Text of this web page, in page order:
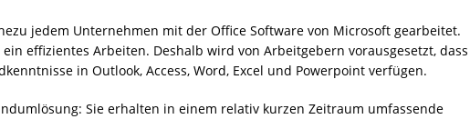
jedem Unternehmen mit der Office Software von Microsoft gearbeitet.
effizientes Arbeiten. Deshalb wird von Arbeitgebern vorausgesetzt, dass
in Outlook, Access, Word, Excel und Powerpoint verfügen.
Sie erhalten in einem relativ kurzen Zeitraum umfassende